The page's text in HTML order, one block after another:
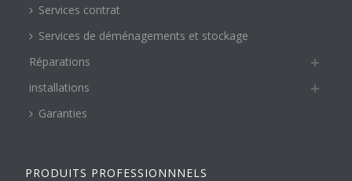
Services contrat
Services de déménagements et stockage
Réparations
installations
Garanties
PRODUITS PROFESSIONNNELS